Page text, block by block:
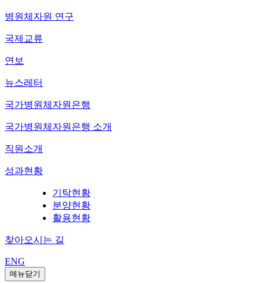
병원체자원 연구
국제교류
연보
뉴스레터
국가병원체자원은행
국가병원체자원은행 소개
직원소개
성과현황
기탁현황
분양현황
활용현황
찾아오시는 길
ENG
메뉴닫기